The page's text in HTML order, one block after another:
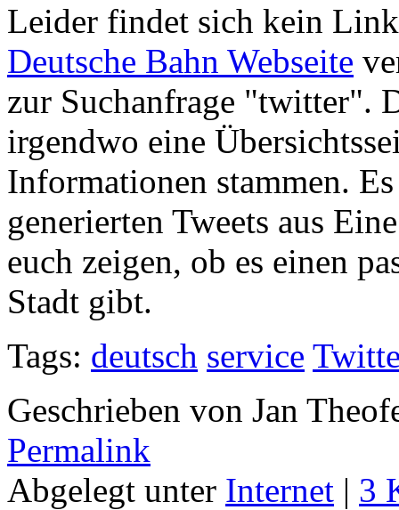
Leider findet sich kein
Deutsche Bahn Webseite
zur Suchanfrage "twitter".
irgendwo eine
Informationen stammen.
generierten Tweets aus
euch zeigen, ob es einen
Stadt gibt.
Tags: deutsch service
Geschrieben von Jan
Permalink
Abgelegt unter Internet | 3